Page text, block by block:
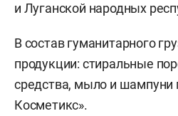
и Луганской народных
В состав гуманитарного
продукции: стиральные
средства, мыло и шампуни
Косметикс».